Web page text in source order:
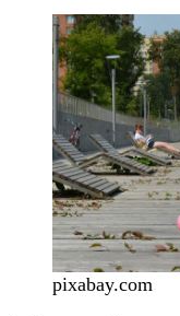
pixabay.com